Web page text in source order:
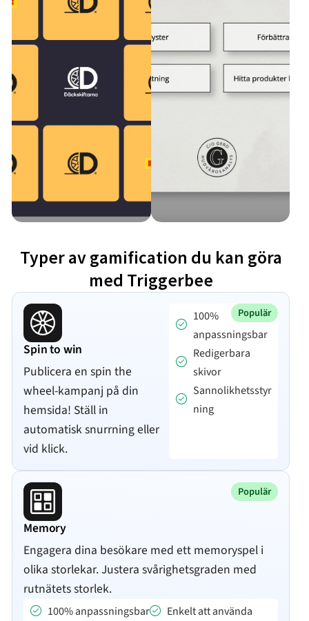
Typer av gamification du kan göra
med Triggerbee
Populär
Spin to win
Publicera en spin the
wheel-kampanj på din
hemsida! Ställ in
automatisk snurrning eller
vid klick.
100%
anpassningsbar
Redigerbara
skivor
Sannolikhetsstyr
ning
Memory
Engagera dina besökare med ett memoryspel i
olika storlekar. Justera svårighetsgraden med
rutnätets storlek.
Populär
100% anpassningsbar
Enkelt att använda